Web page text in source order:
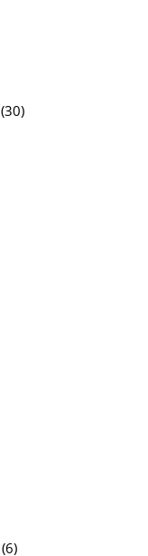
(30)
(6)